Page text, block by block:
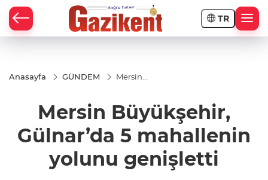
TR
Anasayfa GÜNDEM
Mersin
mahallenin
yolunu
genişletti
Mersin Büyükşehir,
Gülnar’da 5 mahallenin
yolunu genişletti